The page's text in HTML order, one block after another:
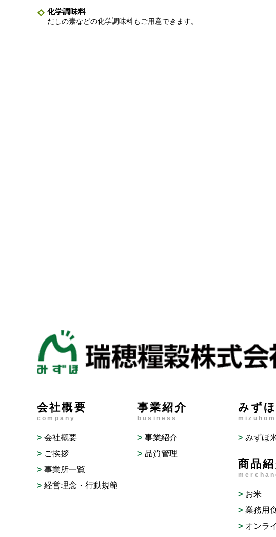
化学調味料
だしの素などの化学調味料もご用意できます。
会社概要
company
会社概要
ご挨拶
事業所一覧
経営理念・行動規範
事業紹介
business
事業紹介
品質管理
みず
みずほ
商品
お米
業務用
オンラ